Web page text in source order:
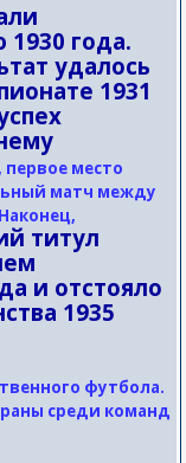
года.
удалось
1931
первое место
матч между
титул
и отстояло
1935
футбола.
среди команд